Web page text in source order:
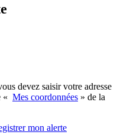
devez saisir votre adresse
« Mes coordonnées » de la
mon alerte